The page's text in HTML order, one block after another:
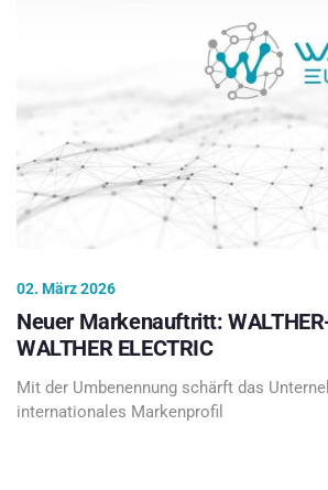
02. März 2026
Neuer Markenauftritt:
WALTHER ELECTRIC
Mit der Umbenennung schärft das
internationales Markenprofil